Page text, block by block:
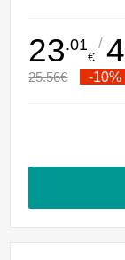
23.01
€
/
25.56€ -10%